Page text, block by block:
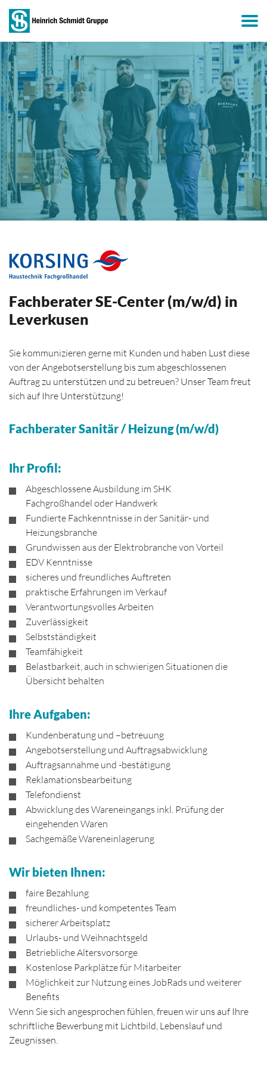
Fachberater SE-Center (m/w/d) in
Leverkusen
Sie kommunizieren gerne mit Kunden und haben Lust diese
von der Angebotserstellung bis zum abgeschlossenen
Auftrag zu unterstützen und zu betreuen? Unser Team freut
sich auf Ihre Unterstützung!
Fachberater Sanitär / Heizung (m/w/d)
Ihr Profil:
Abgeschlossene Ausbildung im SHK
Fachgroßhandel oder Handwerk
Fundierte Fachkenntnisse in der Sanitär- und
Heizungsbranche
Grundwissen aus der Elektrobranche von Vorteil
EDV Kenntnisse
sicheres und freundliches Auftreten
praktische Erfahrungen im Verkauf
Verantwortungsvolles Arbeiten
Zuverlässigkeit
Selbstständigkeit
Teamfähigkeit
Belastbarkeit, auch in schwierigen Situationen die
Übersicht behalten
Ihre Aufgaben:
Kundenberatung und –betreuung
Angebotserstellung und Auftragsabwicklung
Auftragsannahme und -bestätigung
Reklamationsbearbeitung
Telefondienst
Abwicklung des Wareneingangs inkl. Prüfung der
eingehenden Waren
Sachgemäße Wareneinlagerung
Wir bieten Ihnen:
faire Bezahlung
freundliches- und kompetentes Team
sicherer Arbeitsplatz
Urlaubs- und Weihnachtsgeld
Betriebliche Altersvorsorge
Kostenlose Parkplätze für Mitarbeiter
Möglichkeit zur Nutzung eines JobRads und weiterer
Benefits
Wenn Sie sich angesprochen fühlen, freuen wir uns auf Ihre
schriftliche Bewerbung mit Lichtbild, Lebenslauf und
Zeugnissen.